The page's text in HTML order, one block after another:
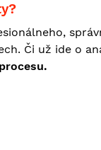
Či už ide o